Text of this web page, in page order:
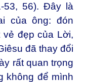
53, 56). Đây là
của ông: đón
vẻ đẹp của Lời,
đã thay đổi
rất quan trọng
không để mình